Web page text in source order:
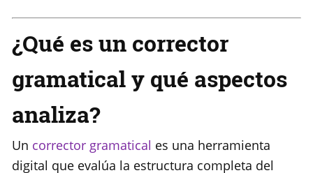
¿Qué es un corrector
gramatical y qué aspectos
analiza?
Un corrector gramatical es una herramienta
digital que evalúa la estructura completa del